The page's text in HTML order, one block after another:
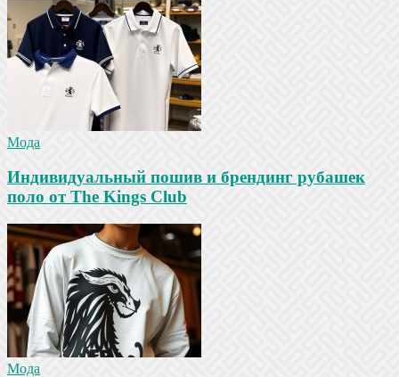
Мода
Индивидуальный пошив и брендинг рубашек
поло от The Kings Club
Мода